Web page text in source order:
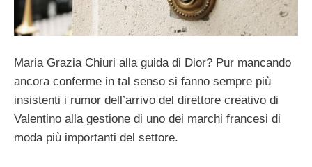
Maria Grazia Chiuri alla guida di Dior? Pur mancando
ancora conferme in tal senso si fanno sempre più
insistenti i rumor dell’arrivo del direttore creativo di
Valentino alla gestione di uno dei marchi francesi di
moda più importanti del settore.